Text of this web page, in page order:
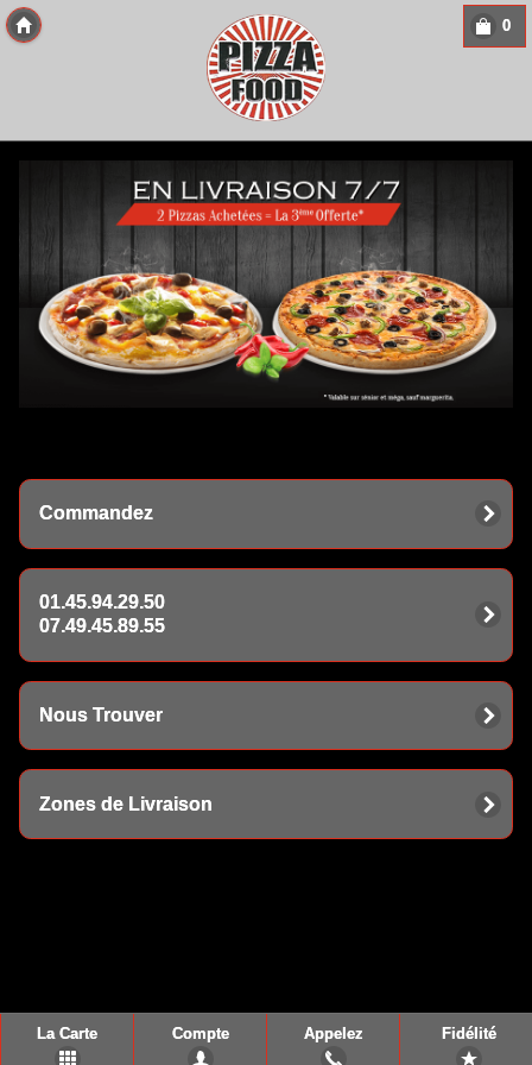
0
Commandez
01.45.94.29.50
07.49.45.89.55
Nous Trouver
Zones de Livraison
La Carte Compte Appelez Fidélité
Copyright 2013 Des-Click Com